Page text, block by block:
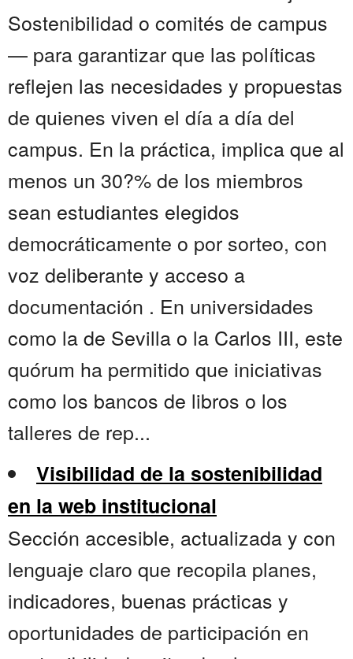
Sostenibilidad o comités de campus
— para garantizar que las políticas
reflejen las necesidades y propuestas
de quienes viven el día a día del
campus. En la práctica, implica que al
menos un 30?% de los miembros
sean estudiantes elegidos
democráticamente o por sorteo, con
voz deliberante y acceso a
documentación . En universidades
como la de Sevilla o la Carlos III, este
quórum ha permitido que iniciativas
como los bancos de libros o los
talleres de rep...
Visibilidad de la sostenibilidad
en la web institucional
Sección accesible, actualizada y con
lenguaje claro que recopila planes,
indicadores, buenas prácticas y
oportunidades de participación en